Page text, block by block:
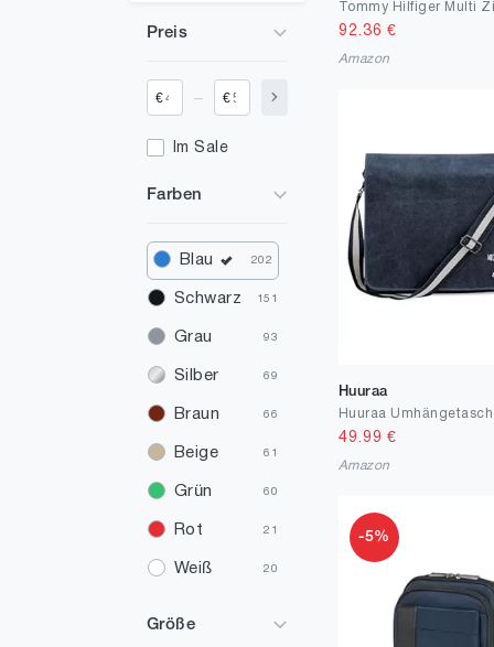
Preis
€ €
Im Sale
Farben
Blau 202
Schwarz 151
Grau 93
Silber 69
Braun 66
Beige 61
Grün 60
Rot 21
Weiß 20
Größe
92.36 €
Amazon
Huuraa
49.99 €
Amazon
-5%